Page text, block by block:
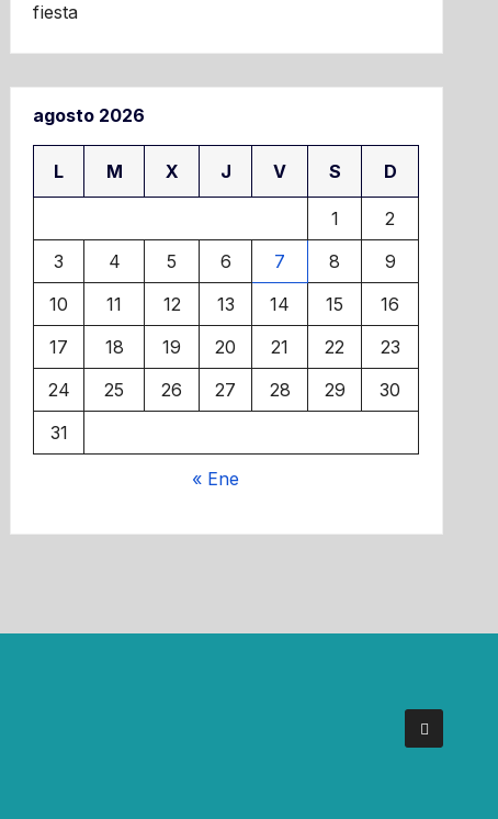
fiesta
agosto 2026
L M X J V S D
1
2
3
4 5 6 7 8
9
10
11 12 13 14 15
16
17
18 19 20 21 22
23
24
25 26 27 28 29
30
31
« Ene